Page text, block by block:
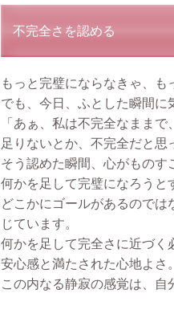
不完全さを認める
もっと完璧にならなきゃ、も
でも、今日、ふとした瞬間に
「あぁ、私は不完全なまま
足りないとか、不完全だと思
そう認めた瞬間、心がものす
何かを足して完璧になろうと
どこかにゴールがあるので
じています。
何かを足して完全さに近づく
安心感と満たされた心地よさ。
この内なる静寂の感覚は、自